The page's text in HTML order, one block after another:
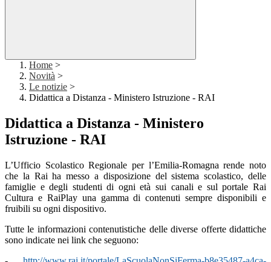
Home >
Novità >
Le notizie >
Didattica a Distanza - Ministero Istruzione - RAI
Didattica a Distanza - Ministero
Istruzione - RAI
L’Ufficio Scolastico Regionale per l’Emilia-Romagna rende noto
che la Rai ha messo a disposizione del sistema scolastico, delle
famiglie e degli studenti di ogni età sui canali e sul portale Rai
Cultura e RaiPlay una gamma di contenuti sempre disponibili e
fruibili su ogni dispositivo.
Tutte le informazioni contenutistiche delle diverse offerte didattiche
sono indicate nei link che seguono: